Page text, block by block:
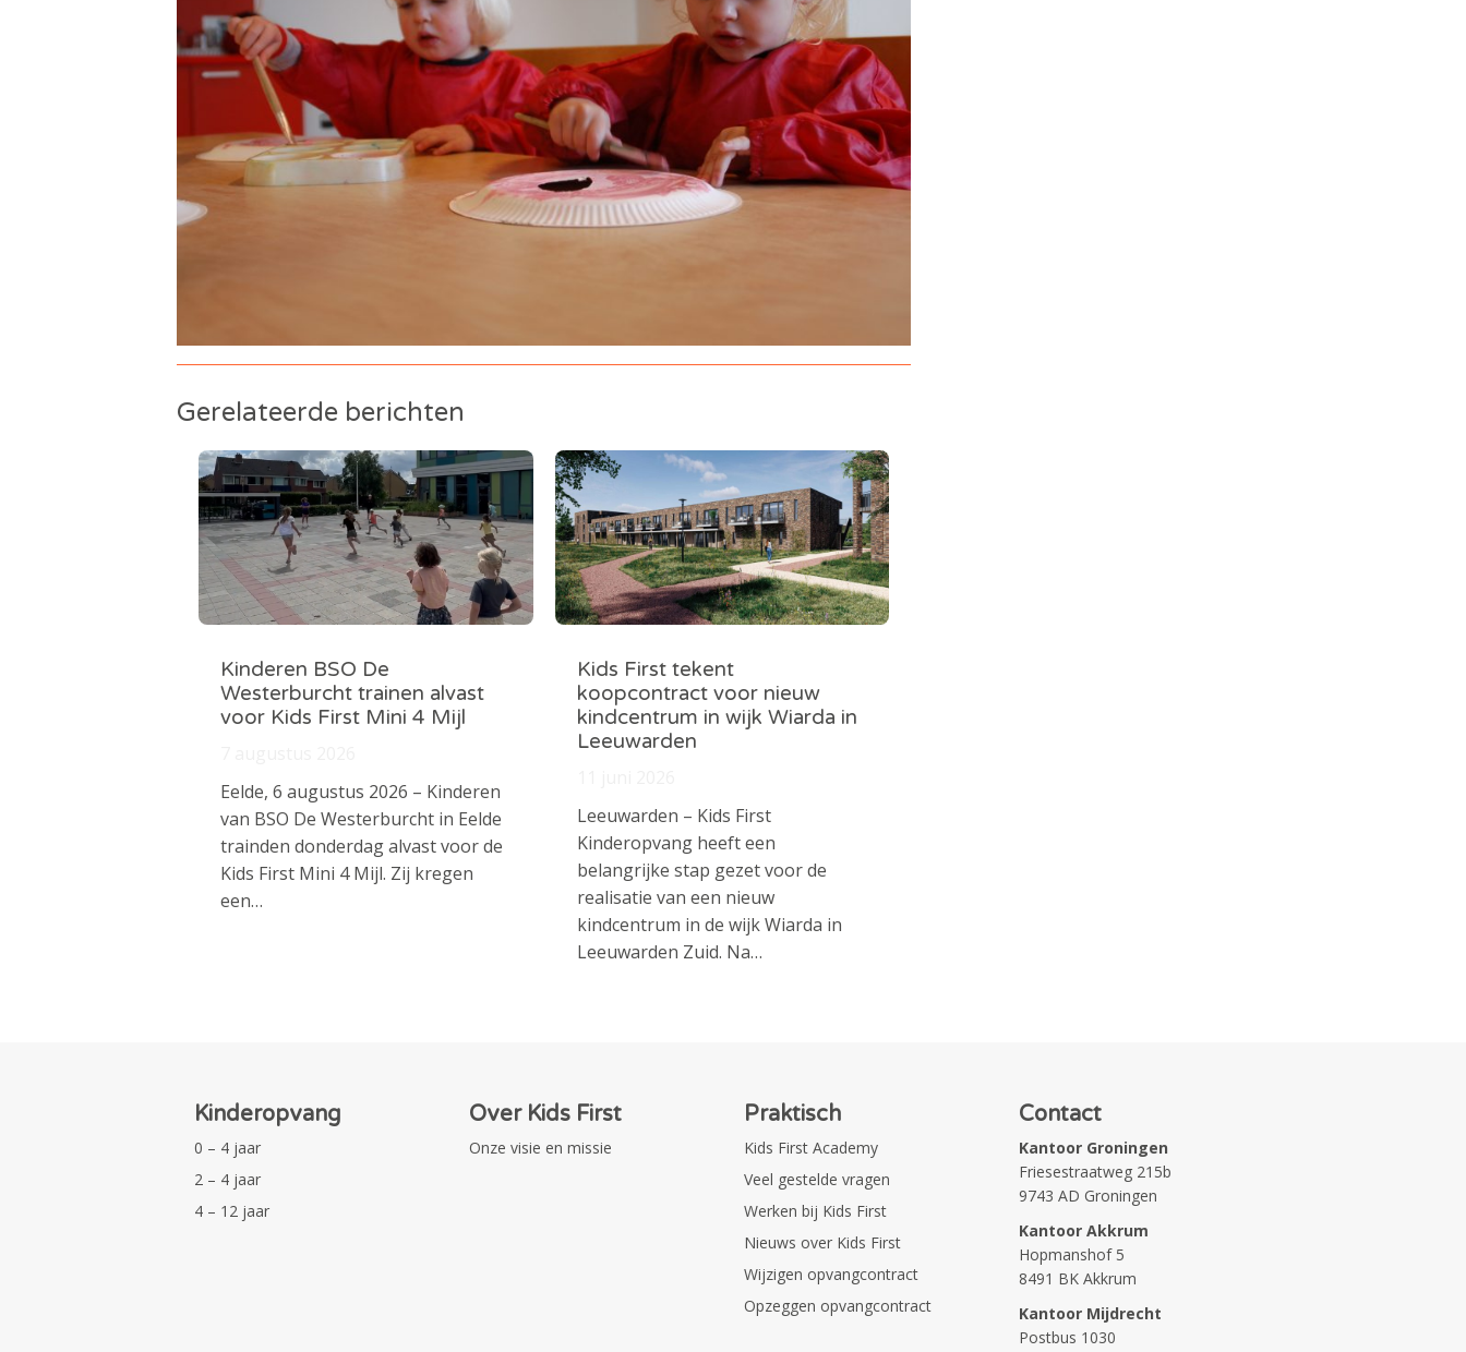
Gerelateerde berichten
Kinderen BSO De
Westerburcht trainen alvast
voor Kids First Mini 4 Mijl
Eelde, 6 augustus 2026 – Kinderen
van BSO De Westerburcht in Eelde
trainden donderdag alvast voor de
Kids First Mini 4 Mijl. Zij kregen
een…
Kids First tekent
koopcontract voor nieuw
kindcentrum in wijk Wiarda in
Leeuwarden
Leeuwarden – Kids First
Kinderopvang heeft een
belangrijke stap gezet voor de
realisatie van een nieuw
kindcentrum in de wijk Wiarda in
Leeuwarden Zuid. Na…
Kinderopvang
0 – 4 jaar
2 – 4 jaar
4 – 12 jaar
Over Kids First
Onze visie en missie
Praktisch
Kids First Academy
Veel gestelde vragen
Werken bij Kids First
Nieuws over Kids First
Wijzigen opvangcontract
Opzeggen opvangcontract
Contact
Kantoor Groningen
Friesestraatweg 215b
9743 AD Groningen
Kantoor Akkrum
Hopmanshof 5
8491 BK Akkrum
Kantoor Mijdrecht
Postbus 1030